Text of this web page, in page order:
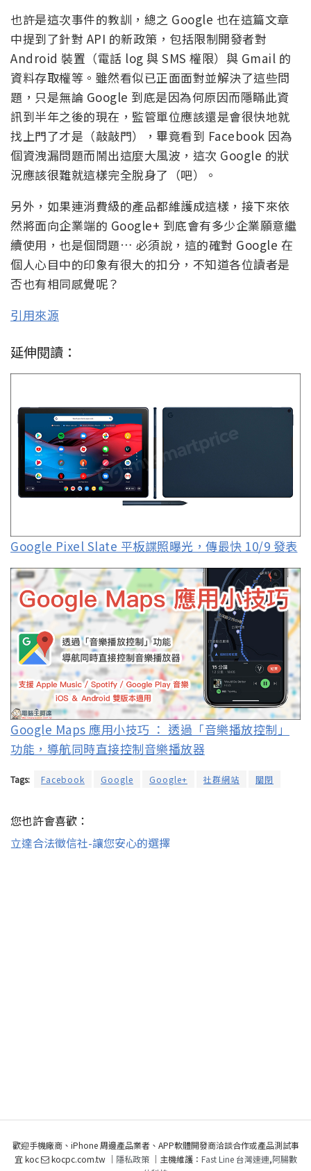
也許是這次事件的教訓，總之 Google 也在這篇文章
中提到了針對 API 的新政策，包括限制開發者對
Android 裝置（電話 log 與 SMS 權限）與 Gmail 的
資料存取權等。雖然看似已正面面對並解決了這些問
題，只是無論 Google 到底是因為何原因而隱瞞此資
訊到半年之後的現在，監管單位應該還是會很快地就
找上門了才是（敲敲門），畢竟看到 Facebook 因為
個資洩漏問題而鬧出這麼大風波，這次 Google 的狀
況應該很難就這樣完全脫身了（吧）。
另外，如果連消費級的產品都維護成這樣，接下來依
然將面向企業端的 Google+ 到底會有多少企業願意繼
續使用，也是個問題… 必須說，這的確對 Google 在
個人心目中的印象有很大的扣分，不知道各位讀者是
否也有相同感覺呢？
引用來源
延伸閱讀：
Google Pixel Slate 平板諜照曝光，傳最快 10/9 發表
Google Maps 應用小技巧 ： 透過「音樂播放控制」
功能，導航同時直接控制音樂播放器
Tags: Facebook Google Google+ 社群網站 關閉
您也許會喜歡：
立達合法徵信社-讓您安心的選擇
歡迎手機廠商、iPhone 周邊產品業者、APP軟體開發商洽談合作或產品測試事
宜 koc
kocpc.com.tw ｜ 隱私政策｜主機維護： Fast Line 台灣速連,阿腸數